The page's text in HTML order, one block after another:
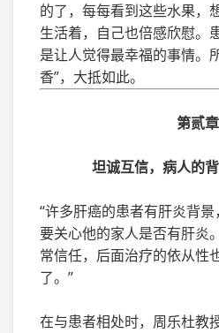
的了，每每看到这些水果，
生活着，自己也倍感欣慰。
是让人觉得最幸福的事情。
香”，大抵如此。
第贰章
坦诚互信，病人的
“许多肝癌的患者有肝炎背
要关心他的家人是否有肝炎
常信任，后面治疗的依从性
了。”
在与患者相处时，周乐杜教